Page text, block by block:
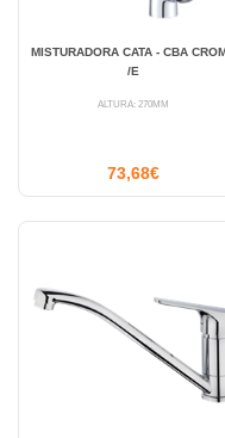
MISTURADORA CATA - CBA
/E
ALTURA: 270MM
73,68€